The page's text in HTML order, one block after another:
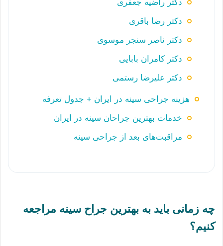
دکتر راضیه جعفری
دکتر رضا باقری
دکتر ناصر سنجر موسوی
دکتر کامران بابایی
دکتر علیرضا رستمی
هزینه جراحی سینه در ایران + جدول تعرفه
خدمات بهترین جراحان سینه در ایران
مراقبت‌های بعد از جراحی سینه
چه زمانی باید به بهترین جراح سینه مراجعه
کنیم؟